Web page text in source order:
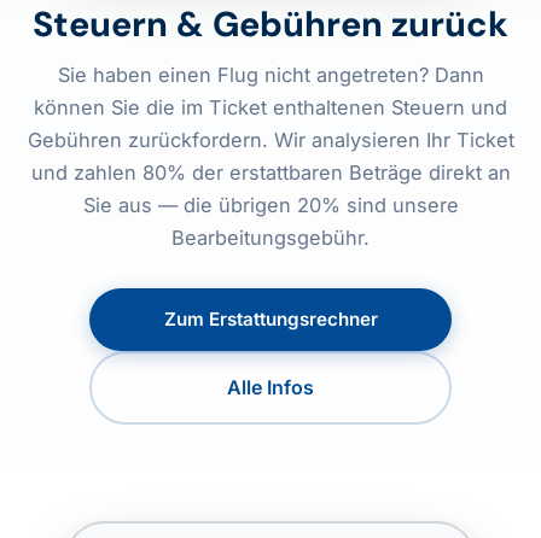
Steuern & Gebühren zurück
Sie haben einen Flug nicht angetreten? Dann
können Sie die im Ticket enthaltenen Steuern und
Gebühren zurückfordern. Wir analysieren Ihr Ticket
und zahlen 80% der erstattbaren Beträge direkt an
Sie aus — die übrigen 20% sind unsere
Bearbeitungsgebühr.
Zum Erstattungsrechner
Alle Infos